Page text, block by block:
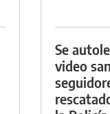
Se
video